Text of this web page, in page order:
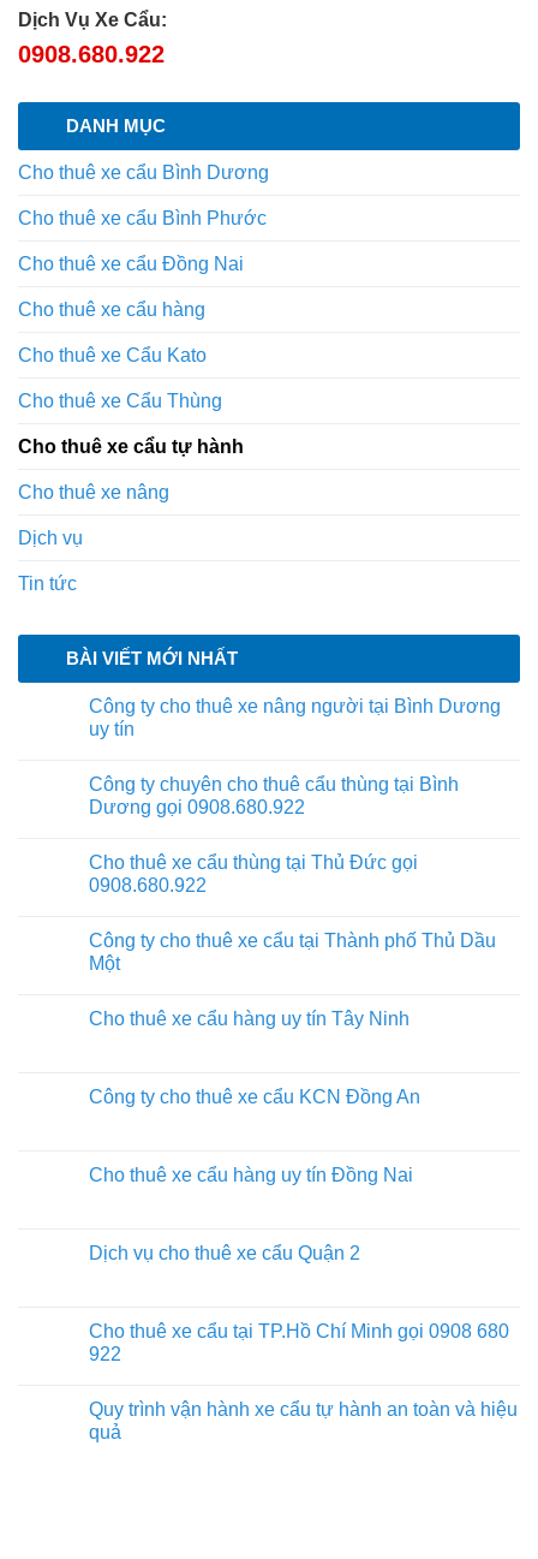
Dịch Vụ Xe Cẩu:
0908.680.922
DANH MỤC
Cho thuê xe cẩu Bình Dương
Cho thuê xe cẩu Bình Phước
Cho thuê xe cẩu Đồng Nai
Cho thuê xe cẩu hàng
Cho thuê xe Cẩu Kato
Cho thuê xe Cẩu Thùng
Cho thuê xe cẩu tự hành
Cho thuê xe nâng
Dịch vụ
Tin tức
BÀI VIẾT MỚI NHẤT
Công ty cho thuê xe nâng người tại Bình Dương
uy tín
Công ty chuyên cho thuê cẩu thùng tại Bình
Dương gọi 0908.680.922
Cho thuê xe cẩu thùng tại Thủ Đức gọi
0908.680.922
Công ty cho thuê xe cẩu tại Thành phố Thủ Dầu
Một
Cho thuê xe cẩu hàng uy tín Tây Ninh
Công ty cho thuê xe cẩu KCN Đồng An
Cho thuê xe cẩu hàng uy tín Đồng Nai
Dịch vụ cho thuê xe cẩu Quận 2
Cho thuê xe cẩu tại TP.Hồ Chí Minh gọi 0908 680
922
Quy trình vận hành xe cẩu tự hành an toàn và hiệu
quả